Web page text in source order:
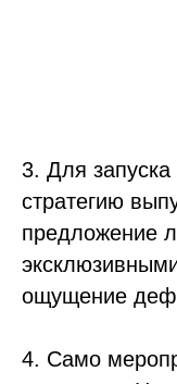
3. Для
стратегию
предложение
ощущение
4. Само